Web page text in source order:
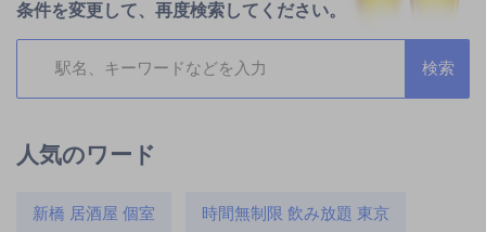
条件を変更して、再度検索してください。
人気のワード
新橋 居酒屋 個室 時間無制限 飲み放題 東京